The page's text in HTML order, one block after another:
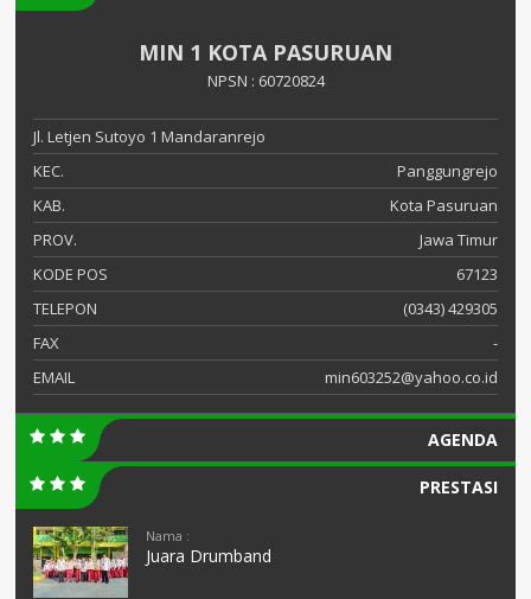
MIN 1 KOTA PASURUAN
NPSN : 60720824
Jl. Letjen Sutoyo 1 Mandaranrejo
KEC.
Panggungrejo
KAB.
Kota Pasuruan
PROV.
Jawa Timur
KODE POS
67123
TELEPON
(0343) 429305
FAX
-
EMAIL
min603252@yahoo.co.id
AGENDA
PRESTASI
Nama :
Juara Drumband